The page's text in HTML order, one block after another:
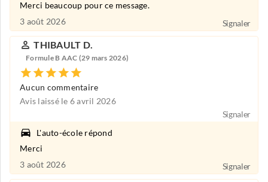
Merci beaucoup pour ce message.
3 août 2026
Signaler
THIBAULT D.
Formule B AAC (29 mars 2026)
Aucun commentaire
Avis laissé le 6 avril 2026
Signaler
L'auto-école répond
Merci
3 août 2026
Signaler